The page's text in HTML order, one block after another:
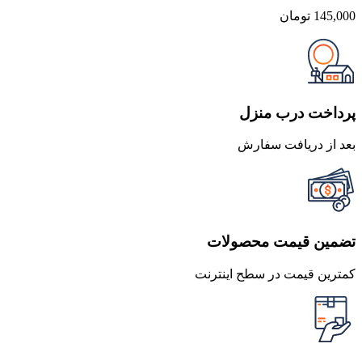
145,000 تومان
پرداخت درب منزل
بعد از دریافت سفارش
تضمین قیمت محصولات
کمترین قیمت در سطح اینترنت